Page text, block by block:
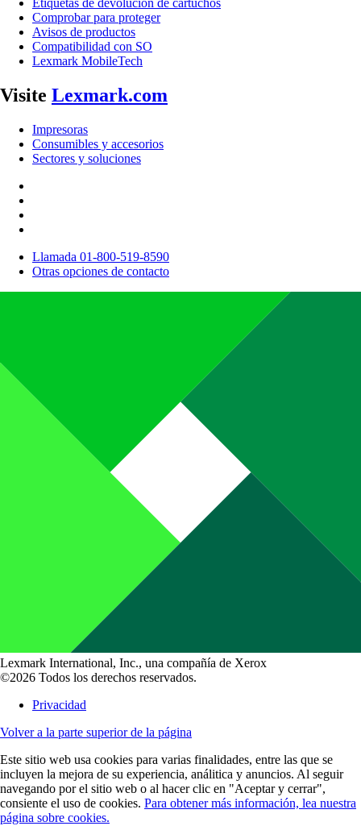
Etiquetas de devolución de cartuchos
Comprobar para proteger
Avisos de productos
Compatibilidad con SO
Lexmark MobileTech
Visite Lexmark.com
Impresoras
Consumibles y accesorios
Sectores y soluciones
Llamada 01-800-519-8590
Otras opciones de contacto
Lexmark International, Inc., una compañía de Xerox
©2026 Todos los derechos reservados.
Privacidad
Volver a la parte superior de la página
Este sitio web usa cookies para varias finalidades, entre las que se
incluyen la mejora de su experiencia, análitica y anuncios. Al seguir
navegando por el sitio web o al hacer clic en "Aceptar y cerrar",
consiente el uso de cookies. Para obtener más información, lea nuestra
página sobre cookies.